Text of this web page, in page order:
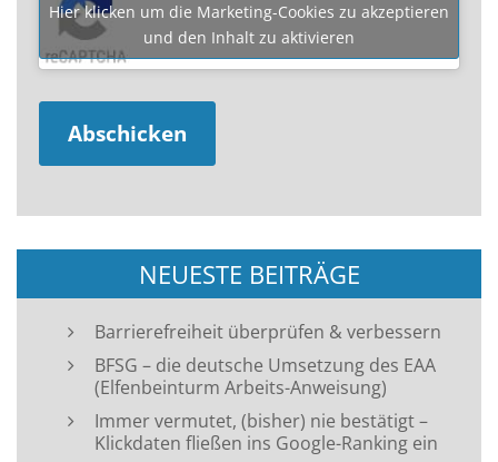
Hier klicken um die Marketing-Cookies zu akzeptieren
und den Inhalt zu aktivieren
NEUESTE BEITRÄGE
Barrierefreiheit überprüfen & verbessern
BFSG – die deutsche Umsetzung des EAA
(Elfenbeinturm Arbeits-Anweisung)
Immer vermutet, (bisher) nie bestätigt –
Klickdaten fließen ins Google-Ranking ein